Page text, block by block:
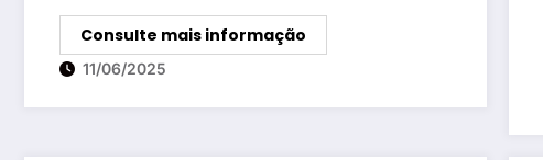
Consulte mais informação
11/06/2025